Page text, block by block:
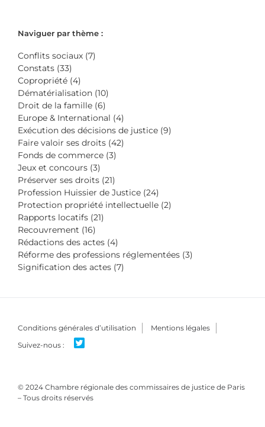
Naviguer par thème :
Conflits sociaux (7)
Constats (33)
Copropriété (4)
Dématérialisation (10)
Droit de la famille (6)
Europe & International (4)
Exécution des décisions de justice (9)
Faire valoir ses droits (42)
Fonds de commerce (3)
Jeux et concours (3)
Préserver ses droits (21)
Profession Huissier de Justice (24)
Protection propriété intellectuelle (2)
Rapports locatifs (21)
Recouvrement (16)
Rédactions des actes (4)
Réforme des professions réglementées (3)
Signification des actes (7)
Conditions générales d’utilisation Mentions légales
© 2024 Chambre régionale des commissaires de justice de Paris
– Tous droits réservés